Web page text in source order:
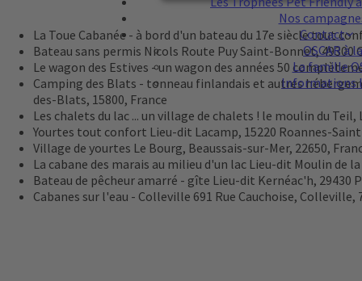
Nos
Contact
OSCAR à
La famille
Informations
Accepter
Powered byUsercentrics
Platform
La Toue Cabanée - à bord d'un bateau du 17e siècle tout
Bateau sans permis Nicols Route Puy Saint-Bonnet, 49300
Le wagon des Estives - un wagon des années 50
Camping des Blats - tonneau finlandais et autres
des-Blats, 15800, France
Les chalets du lac ... un village de chalets ! le moulin du Teil,
Yourtes tout confort Lieu-dit Lacamp, 15220 Roannes-
Village de yourtes Le Bourg, Beaussais-sur-Mer, 22650,
La cabane des marais au milieu d'un lac Lieu-dit Moulin de
Bateau de pêcheur amarré - gîte Lieu-dit Kernéac'h, 29430
Cabanes sur l'eau - Colleville 691 Rue Cauchoise, Colleville,